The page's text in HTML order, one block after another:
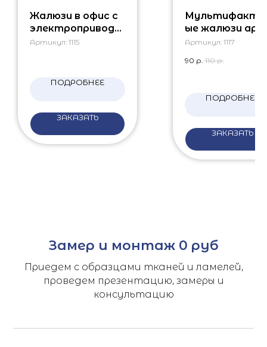
Жалюзи в офис с
электроприводо
м
Артикул: 1115
ПОДРОБНЕЕ
ЗАКАЗАТЬ
ые жалюзи
Артикул: 1117
90 р. 110 р.
ПОДРОБНЕЕ
ЗАКАЗАТЬ
Замер и монтаж 0 руб
Приедем с образцами тканей и ламелей,
проведем презентацию, замеры и
консультацию